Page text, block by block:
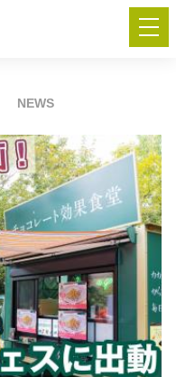
2026 ―
プ
場を探す
新着情報
春夏キャンプ
NEWS